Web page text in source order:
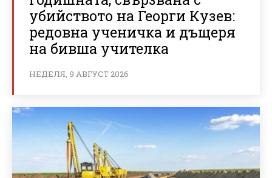
убийството на Георги Кузев:
редовна ученичка и дъщеря
на бивша учителка
НЕДЕЛЯ, 9 АВГУСТ 2026